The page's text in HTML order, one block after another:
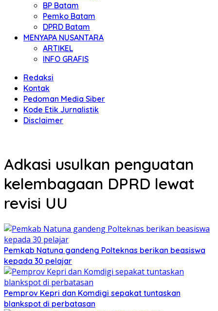
BP Batam
Pemko Batam
DPRD Batam
MENYAPA NUSANTARA
ARTIKEL
INFO GRAFIS
Redaksi
Kontak
Pedoman Media Siber
Kode Etik Jurnalistik
Disclaimer
Adkasi usulkan penguatan
kelembagaan DPRD lewat
revisi UU
Pemkab Natuna gandeng Polteknas berikan beasiswa
kepada 30 pelajar
Pemprov Kepri dan Komdigi sepakat tuntaskan
blankspot di perbatasan